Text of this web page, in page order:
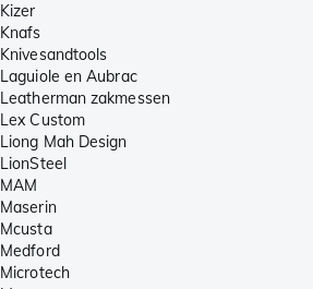
Kizer
Knafs
Knivesandtools
Laguiole en Aubrac
Leatherman zakmessen
Lex Custom
Liong Mah Design
LionSteel
MAM
Maserin
Mcusta
Medford
Microtech